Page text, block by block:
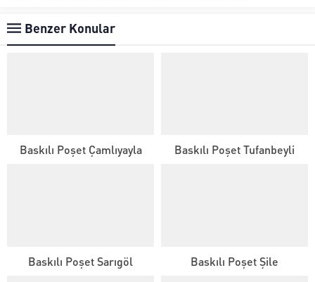
Benzer Konular
Baskılı Poşet Çamlıyayla Baskılı Poşet Tufanbeyli
Baskılı Poşet Sarıgöl Baskılı Poşet Şile